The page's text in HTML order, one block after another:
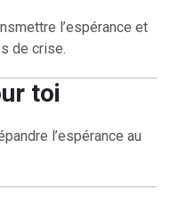
l’espérance et
de crise.
toi
l’espérance au